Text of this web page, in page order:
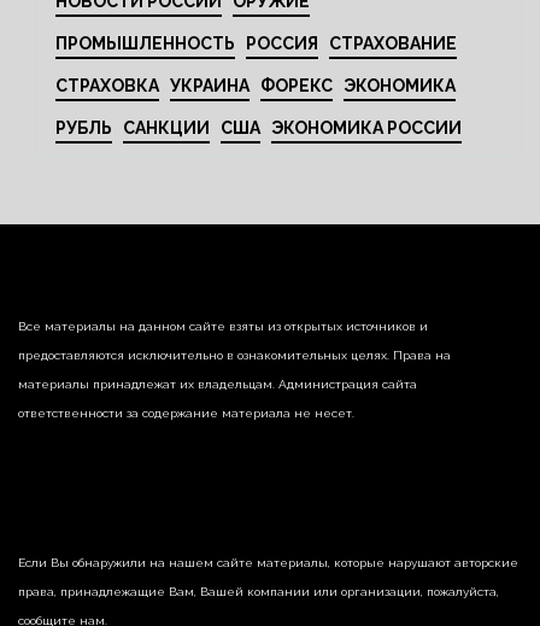
ПРОМЫШЛЕННОСТЬ РОССИЯ СТРАХОВАНИЕ
СТРАХОВКА УКРАИНА ФОРЕКС ЭКОНОМИКА
РУБЛЬ САНКЦИИ США ЭКОНОМИКА РОССИИ
Все материалы на данном сайте взяты из открытых источников и
предоставляются исключительно в ознакомительных целях. Права на
материалы принадлежат их владельцам. Администрация сайта
ответственности за содержание материала не несет.
Если Вы обнаружили на нашем сайте материалы, которые нарушают авторские
права, принадлежащие Вам, Вашей компании или организации, пожалуйста,
сообщите нам.